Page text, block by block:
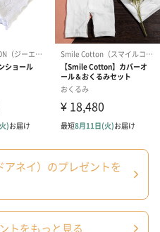
・グリーティング）
ネイ）のプレゼントを
トをもっと見る